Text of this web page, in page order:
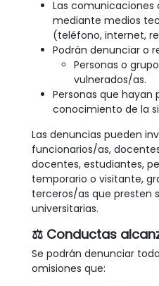
Las
mediante medios
(teléfono, internet,
Podrán denunciar o
Personas o
vulnerados/as.
Personas que
conocimiento de la
Las denuncias pueden
funcionarios/as,
docentes, estudiantes,
temporario o visitante,
terceros/as que presten
universitarias.
⚖ Conductas
Se podrán denunciar
omisiones que: